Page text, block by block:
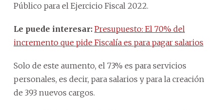
Público para el Ejercicio Fiscal 2022.
Le puede interesar: Presupuesto: El 70% del
incremento que pide Fiscalía es para pagar salarios
Solo de este aumento, el 73% es para servicios
personales, es decir, para salarios y para la creación
de 393 nuevos cargos.